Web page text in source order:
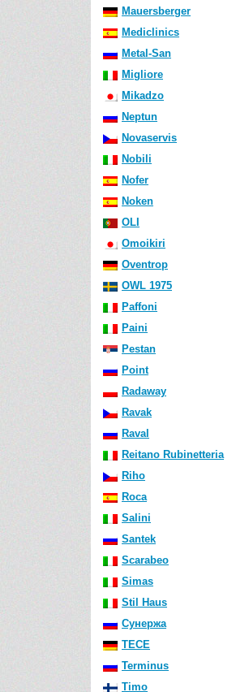
Mauersberger
Mediclinics
Metal-San
Migliore
Mikadzo
Neptun
Novaservis
Nobili
Nofer
Noken
OLI
Omoikiri
Oventrop
OWL 1975
Paffoni
Paini
Pestan
Point
Radaway
Ravak
Raval
Reitano Rubinetteria
Riho
Roca
Salini
Santek
Scarabeo
Simas
Stil Haus
Сунержа
TECE
Terminus
Timo